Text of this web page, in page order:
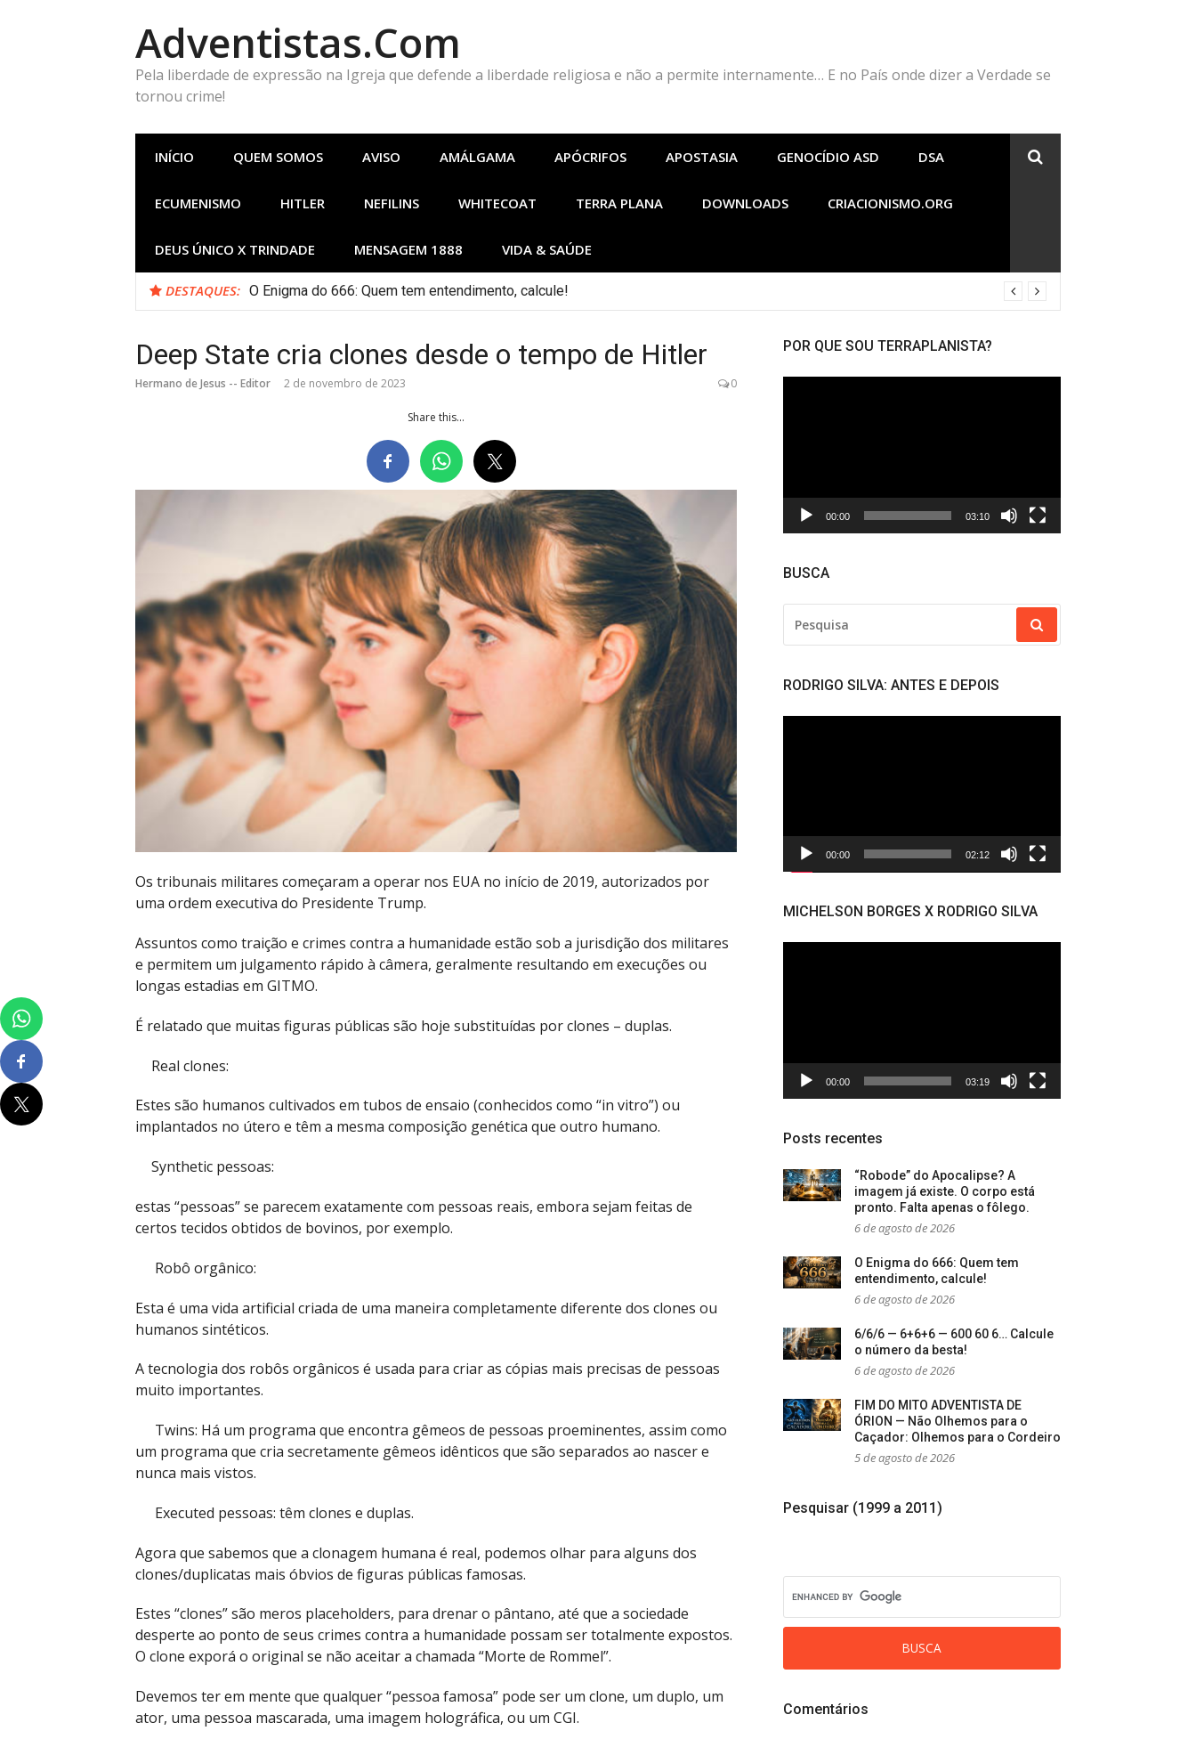
Adventistas.Com
Pela liberdade de expressão na Igreja que defende a liberdade religiosa e não a permite internamente… E no País onde dizer a Verdade se
tornou crime!
INÍCIO QUEM SOMOS AVISO AMÁLGAMA APÓCRIFOS APOSTASIA GENOCÍDIO ASD DSA
ECUMENISMO HITLER NEFILINS WHITECOAT TERRA PLANA DOWNLOADS CRIACIONISMO.ORG
DEUS ÚNICO X TRINDADE MENSAGEM 1888 VIDA & SAÚDE
DESTAQUES: O Enigma do 666: Quem tem entendimento, calcule!
6/6/6 — 6+6+6 — 600 60 6… Calcule o número da besta!
Deep State cria clones desde o tempo de Hitler
Hermano de Jesus -- Editor 2 de novembro de 2023 0
Share this...
Os tribunais militares começaram a operar nos EUA no início de 2019, autorizados por
uma ordem executiva do Presidente Trump.
Assuntos como traição e crimes contra a humanidade estão sob a jurisdição dos militares
e permitem um julgamento rápido à câmera, geralmente resultando em execuções ou
longas estadias em GITMO.
É relatado que muitas figuras públicas são hoje substituídas por clones – duplas.
Real clones:
Estes são humanos cultivados em tubos de ensaio (conhecidos como “in vitro”) ou
implantados no útero e têm a mesma composição genética que outro humano.
Synthetic pessoas:
estas “pessoas” se parecem exatamente com pessoas reais, embora sejam feitas de
certos tecidos obtidos de bovinos, por exemplo.
Robô orgânico:
Esta é uma vida artificial criada de uma maneira completamente diferente dos clones ou
humanos sintéticos.
A tecnologia dos robôs orgânicos é usada para criar as cópias mais precisas de pessoas
muito importantes.
Twins: Há um programa que encontra gêmeos de pessoas proeminentes, assim como
um programa que cria secretamente gêmeos idênticos que são separados ao nascer e
nunca mais vistos.
Executed pessoas: têm clones e duplas.
Agora que sabemos que a clonagem humana é real, podemos olhar para alguns dos
clones/duplicatas mais óbvios de figuras públicas famosas.
Estes “clones” são meros placeholders, para drenar o pântano, até que a sociedade
desperte ao ponto de seus crimes contra a humanidade possam ser totalmente expostos.
O clone exporá o original se não aceitar a chamada “Morte de Rommel”.
Devemos ter em mente que qualquer “pessoa famosa” pode ser um clone, um duplo, um
ator, uma pessoa mascarada, uma imagem holográfica, ou um CGI.
POR QUE SOU TERRAPLANISTA?
00:00 03:10
BUSCA
POR:
RODRIGO SILVA: ANTES E DEPOIS
00:00 02:12
MICHELSON BORGES X RODRIGO SILVA
00:00 03:19
Posts recentes
“Robode” do Apocalipse? A
imagem já existe. O corpo está
pronto. Falta apenas o fôlego.
6 de agosto de 2026
O Enigma do 666: Quem tem
entendimento, calcule!
6 de agosto de 2026
6/6/6 — 6+6+6 — 600 60 6… Calcule
o número da besta!
6 de agosto de 2026
FIM DO MITO ADVENTISTA DE
ÓRION — Não Olhemos para o
Caçador: Olhemos para o Cordeiro
5 de agosto de 2026
Pesquisar (1999 a 2011)
Comentários